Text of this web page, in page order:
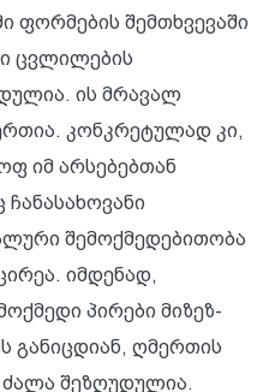
ფორმების შემთხვევაში
ცვლილების
ის მრავალ
კონკრეტულად კი,
იმ არსებებთან
შემოქმედებითობა
იმდენად,
პირები მიზეზ-
განიცდიან, ღმერთის
შეზღუდულია.